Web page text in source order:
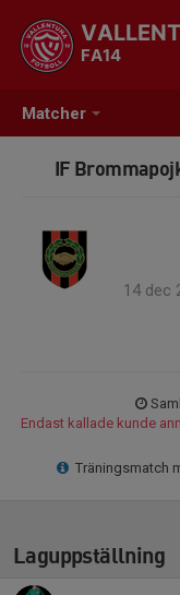
Matcher
FA14
IF
14 dec
Endast kallade kunde
Träningsmatch
Laguppställning